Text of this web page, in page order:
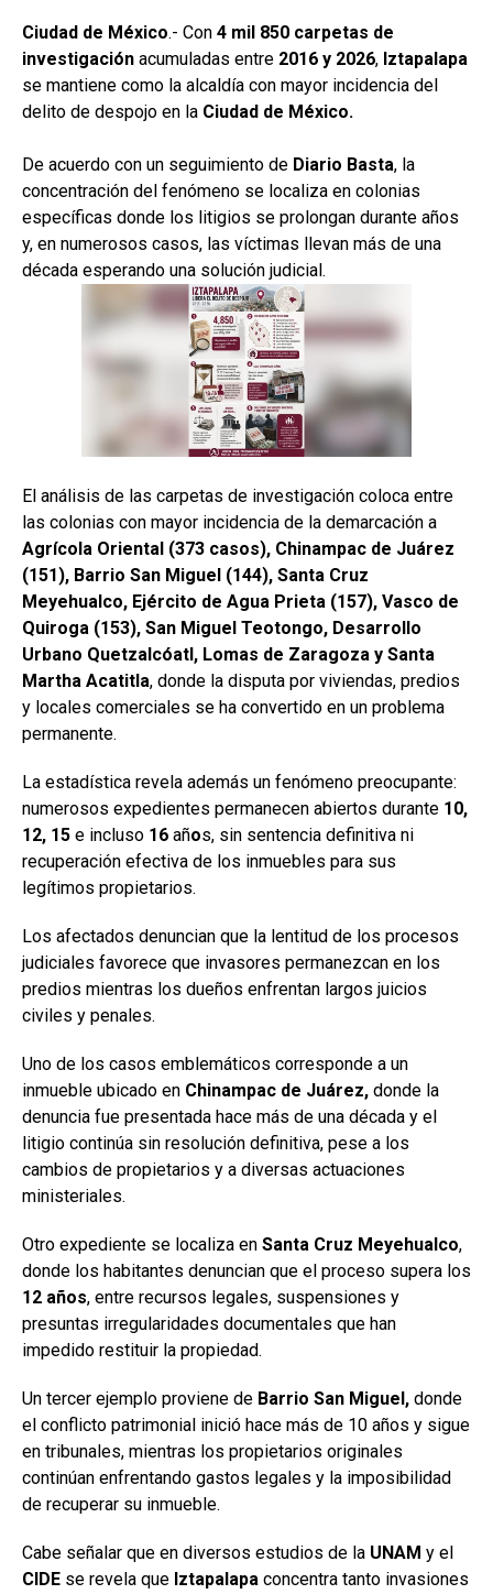
Ciudad de México.- Con 4 mil 850 carpetas de
investigación acumuladas entre 2016 y 2026, Iztapalapa
se mantiene como la alcaldía con mayor incidencia del
delito de despojo en la Ciudad de México.
De acuerdo con un seguimiento de Diario Basta, la
concentración del fenómeno se localiza en colonias
específicas donde los litigios se prolongan durante años
y, en numerosos casos, las víctimas llevan más de una
década esperando una solución judicial.
El análisis de las carpetas de investigación coloca entre
las colonias con mayor incidencia de la demarcación a
Agrícola Oriental (373 casos), Chinampac de Juárez
(151), Barrio San Miguel (144), Santa Cruz
Meyehualco, Ejército de Agua Prieta (157), Vasco de
Quiroga (153), San Miguel Teotongo, Desarrollo
Urbano Quetzalcóatl, Lomas de Zaragoza y Santa
Martha Acatitla, donde la disputa por viviendas, predios
y locales comerciales se ha convertido en un problema
permanente.
La estadística revela además un fenómeno preocupante:
numerosos expedientes permanecen abiertos durante 10,
12, 15 e incluso 16 años, sin sentencia definitiva ni
recuperación efectiva de los inmuebles para sus
legítimos propietarios.
Los afectados denuncian que la lentitud de los procesos
judiciales favorece que invasores permanezcan en los
predios mientras los dueños enfrentan largos juicios
civiles y penales.
Uno de los casos emblemáticos corresponde a un
inmueble ubicado en Chinampac de Juárez, donde la
denuncia fue presentada hace más de una década y el
litigio continúa sin resolución definitiva, pese a los
cambios de propietarios y a diversas actuaciones
ministeriales.
Otro expediente se localiza en Santa Cruz Meyehualco,
donde los habitantes denuncian que el proceso supera los
12 años, entre recursos legales, suspensiones y
presuntas irregularidades documentales que han
impedido restituir la propiedad.
Un tercer ejemplo proviene de Barrio San Miguel, donde
el conflicto patrimonial inició hace más de 10 años y sigue
en tribunales, mientras los propietarios originales
continúan enfrentando gastos legales y la imposibilidad
de recuperar su inmueble.
Cabe señalar que en diversos estudios de la UNAM y el
CIDE se revela que Iztapalapa concentra tanto invasiones